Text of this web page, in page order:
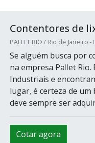
Contentores de
PALLET RIO / Rio de Janeiro -
Se alguém busca por
na empresa Pallet
Industriais e
lugar, é certeza de
deve sempre ser
Cotar agora